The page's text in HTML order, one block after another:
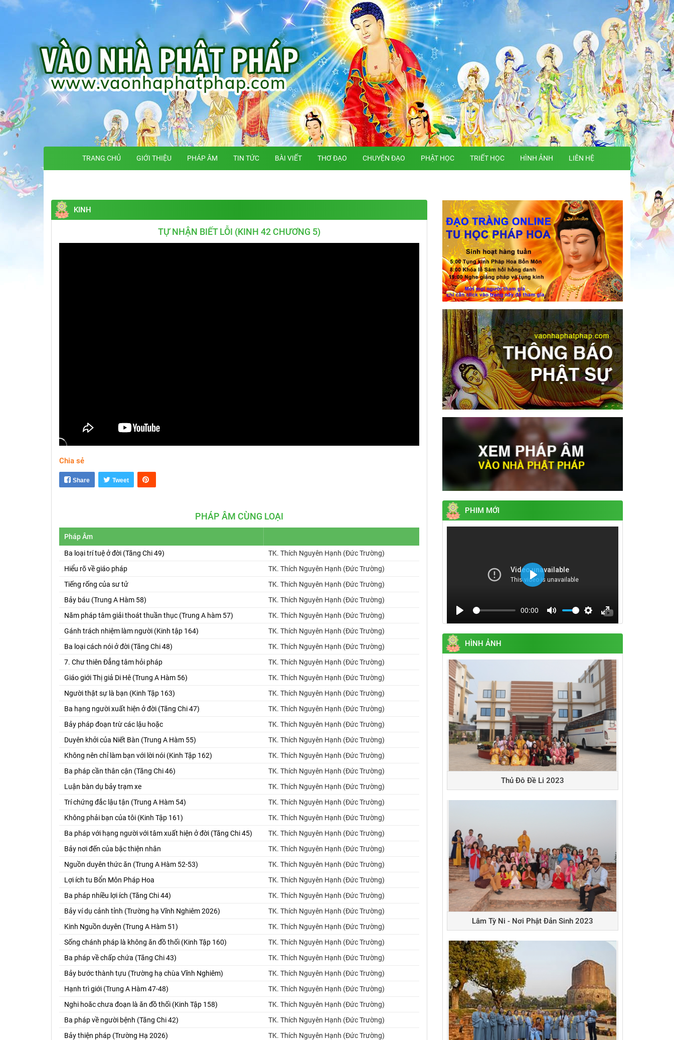
TRANG CHỦ GIỚI THIỆU PHÁP ÂM TIN TỨC BÀI VIẾT THƠ ĐẠO CHUYỆN ĐẠO PHẬT HỌC TRIẾT HỌC HÌNH ẢNH LIÊN HỆ
KINH
TỰ NHẬN BIẾT LỖI (KINH 42 CHƯƠNG 5)
Chia sẻ
Share Tweet
PHÁP ÂM CÙNG LOẠI
Pháp Âm
Ba loại trí tuệ ở đời (Tăng Chi 49)
TK. Thích Nguyên Hạnh (Đức Trường)
Hiểu rõ về giáo pháp
TK. Thích Nguyên Hạnh (Đức Trường)
Tiếng rống của sư tử
TK. Thích Nguyên Hạnh (Đức Trường)
Bảy báu (Trung A Hàm 58)
TK. Thích Nguyên Hạnh (Đức Trường)
Năm pháp tâm giải thoát thuần thục (Trung A hàm 57)
TK. Thích Nguyên Hạnh (Đức Trường)
Gánh trách nhiệm làm người (Kinh tập 164)
TK. Thích Nguyên Hạnh (Đức Trường)
Ba loại cách nói ở đời (Tăng Chi 48)
TK. Thích Nguyên Hạnh (Đức Trường)
7. Chư thiên Đẳng tâm hỏi pháp
TK. Thích Nguyên Hạnh (Đức Trường)
Giáo giới Thị giả Di Hê (Trung A Hàm 56)
TK. Thích Nguyên Hạnh (Đức Trường)
Người thật sự là bạn (Kinh Tập 163)
TK. Thích Nguyên Hạnh (Đức Trường)
Ba hạng người xuất hiện ở đời (Tăng Chi 47)
TK. Thích Nguyên Hạnh (Đức Trường)
Bảy pháp đoạn trừ các lậu hoặc
TK. Thích Nguyên Hạnh (Đức Trường)
Duyên khởi của Niết Bàn (Trung A Hàm 55)
TK. Thích Nguyên Hạnh (Đức Trường)
Không nên chỉ làm bạn với lời nói (Kinh Tập 162)
TK. Thích Nguyên Hạnh (Đức Trường)
Ba pháp cần thân cận (Tăng Chi 46)
TK. Thích Nguyên Hạnh (Đức Trường)
Luận bàn dụ bảy trạm xe
TK. Thích Nguyên Hạnh (Đức Trường)
Trí chứng đắc lậu tận (Trung A Hàm 54)
TK. Thích Nguyên Hạnh (Đức Trường)
Không phải bạn của tôi (Kinh Tập 161)
TK. Thích Nguyên Hạnh (Đức Trường)
Ba pháp với hạng người với tâm xuất hiện ở đời (Tăng Chi 45)
TK. Thích Nguyên Hạnh (Đức Trường)
Bảy nơi đến của bậc thiện nhân
TK. Thích Nguyên Hạnh (Đức Trường)
Nguồn duyên thức ăn (Trung A Hàm 52-53)
TK. Thích Nguyên Hạnh (Đức Trường)
Lợi ích tu Bổn Môn Pháp Hoa
TK. Thích Nguyên Hạnh (Đức Trường)
Ba pháp nhiều lợi ích (Tăng Chi 44)
TK. Thích Nguyên Hạnh (Đức Trường)
Bảy ví dụ cảnh tỉnh (Trường hạ Vĩnh Nghiêm 2026)
TK. Thích Nguyên Hạnh (Đức Trường)
Kinh Nguồn duyên (Trung A Hàm 51)
TK. Thích Nguyên Hạnh (Đức Trường)
Sống chánh pháp là không ăn đồ thối (Kinh Tập 160)
TK. Thích Nguyên Hạnh (Đức Trường)
Ba pháp về chấp chứa (Tăng Chi 43)
TK. Thích Nguyên Hạnh (Đức Trường)
Bảy bước thành tựu (Trường hạ chùa Vĩnh Nghiêm)
TK. Thích Nguyên Hạnh (Đức Trường)
Hạnh trì giới (Trung A Hàm 47-48)
TK. Thích Nguyên Hạnh (Đức Trường)
Nghi hoăc chưa đoạn là ăn đồ thối (Kinh Tập 158)
TK. Thích Nguyên Hạnh (Đức Trường)
Ba pháp về người bệnh (Tăng Chi 42)
TK. Thích Nguyên Hạnh (Đức Trường)
Bảy thiện pháp (Trường Hạ 2026)
TK. Thích Nguyên Hạnh (Đức Trường)
PHIM MỚI
00:00
fullscreen
Play
HÌNH ẢNH
Thủ Đô Đề Li 2023
Lâm Tỳ Ni - Nơi Phật Đản Sinh 2023